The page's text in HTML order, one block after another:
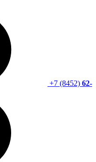
+7 (8452) 62-